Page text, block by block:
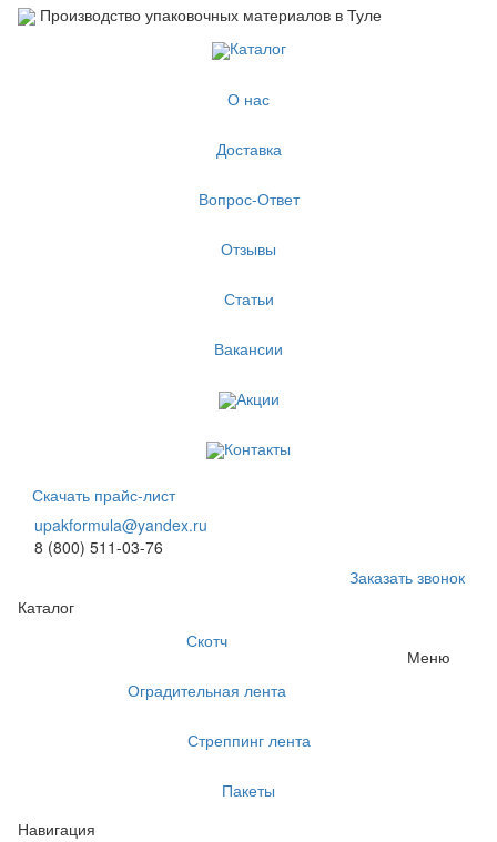
Производство упаковочных материалов в Туле
Каталог
О нас
Доставка
Вопрос-Ответ
Отзывы
Статьи
Вакансии
Акции
Контакты
Скачать прайс-лист
upakformula@yandex.ru
8 (800) 511-03-76
Заказать звонок
Меню
Каталог
Скотч
Оградительная лента
Стреппинг лента
Пакеты
Навигация